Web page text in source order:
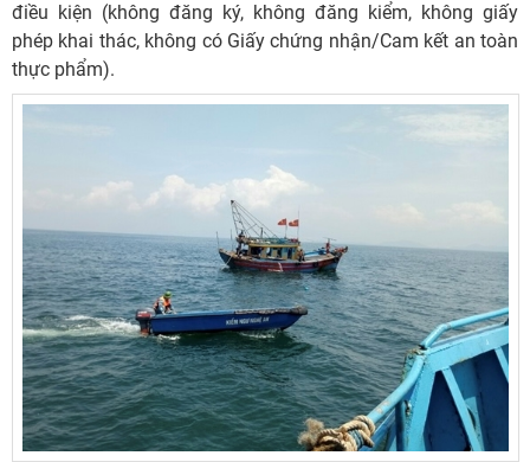
điều kiện (không đăng ký, không đăng kiểm, không giấy
phép khai thác, không có Giấy chứng nhận/Cam kết an toàn
thực phẩm).